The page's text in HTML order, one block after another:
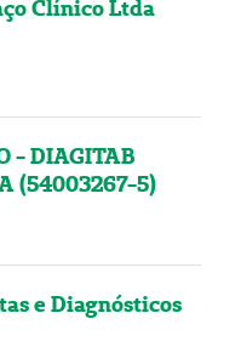
Clínico Ltda
- DIAGITAB
(54003267-5)
e Diagnósticos